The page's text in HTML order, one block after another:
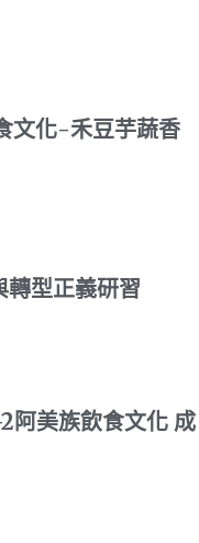
文化-禾豆芋蔬香
型正義研習
阿美族飲食文化 成